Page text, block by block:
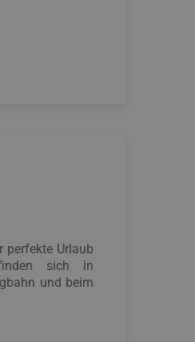
perfekte Urlaub
sich in
und beim